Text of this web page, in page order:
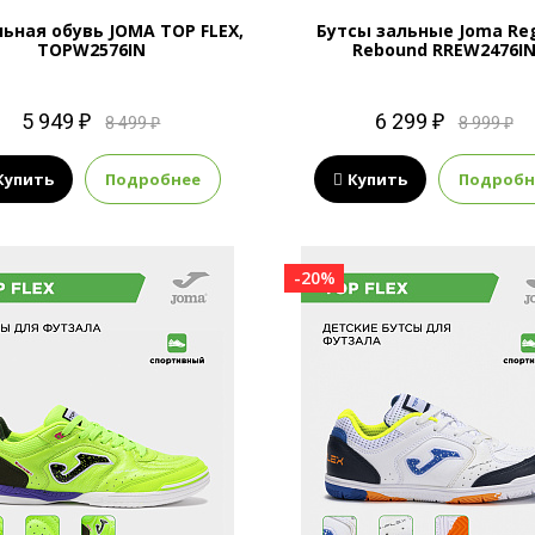
обувь JOMA TOP FLEX,
TOPW2576IN
5 949 ₽ 8 499 ₽
Подробнее
Бутсы зальные Joma
Rebound RREW2476IN
6 299 ₽ 8 999 ₽
Купить
-20%